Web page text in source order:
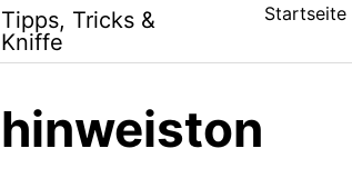
Tipps, Tricks &
Kniffe
Startseite
hinweiston